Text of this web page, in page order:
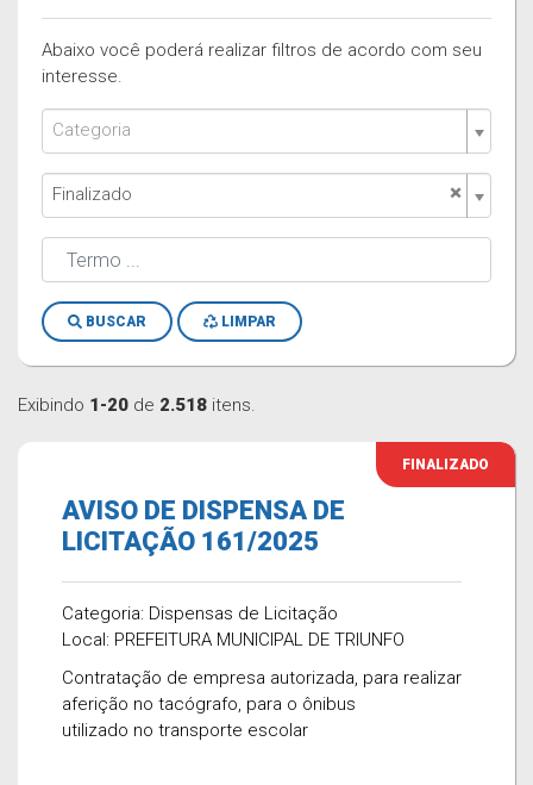
Exibindo 1-20 de 2.518 itens.
FINALIZADO
AVISO DE DISPENSA DE
LICITAÇÃO 161/2025
Categoria: Dispensas de Licitação
Local: PREFEITURA MUNICIPAL DE TRIUNFO
Contratação de empresa autorizada, para realizar
aferição no tacógrafo, para o ônibus
utilizado no transporte escolar
Abaixo você poderá realizar filtros de acordo com seu
interesse.
Categoria
×
Finalizado
BUSCAR LIMPAR